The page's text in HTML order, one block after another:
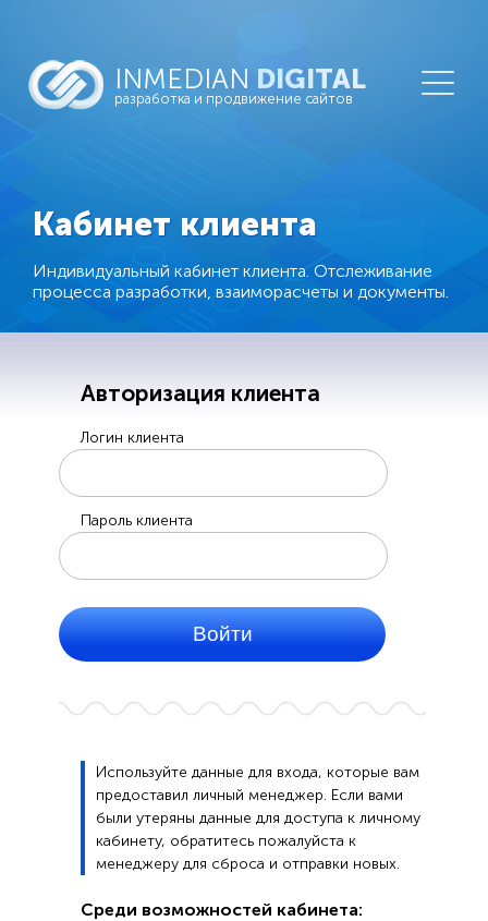
INMEDIAN DIGITAL
разработка и продвижение сайтов
Кабинет клиента
Индивидуальный кабинет клиента. Отслеживание
процесса разработки, взаиморасчеты и документы.
Авторизация клиента
Логин клиента
Пароль клиента
Используйте данные для входа, которые вам
предоставил личный менеджер. Если вами
были утеряны данные для доступа к личному
кабинету, обратитесь пожалуйста к
менеджеру для сброса и отправки новых.
Среди возможностей кабинета: